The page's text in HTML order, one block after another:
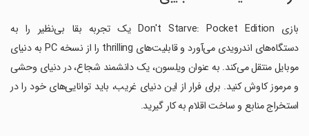
بازی Don't Starve: Pocket Edition یک تجربه بقا بی‌نظیر را به
دستگاه‌های اندرویدی می‌آورد و قابلیت‌های thrilling را از نسخه PC به دنیای
موبایل منتقل می‌کند. به عنوان ویلسون، یک دانشمند شجاع، در دنیای وحشی
و مرموز کاوش کنید. برای فرار از این دنیای غریب، باید توانایی‌های خود را در
استخراج منابع و ساخت اقلام به کار گیرید.